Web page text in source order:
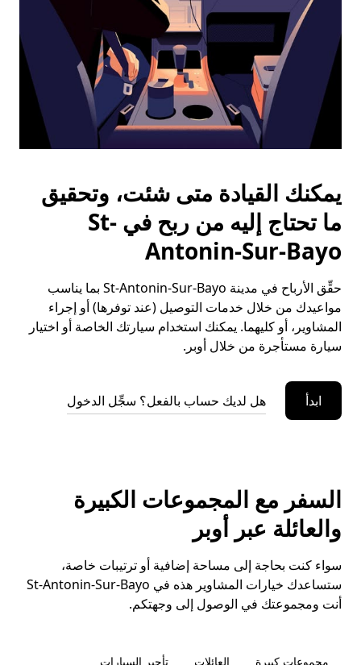
يمكنك القيادة متى شئت، وتحقيق
ما تحتاج إليه من ربح في St-
Antonin-Sur-Bayo
حقِّق الأرباح في مدينة St-Antonin-Sur-Bayo بما يناسب
مواعيدك من خلال خدمات التوصيل (عند توفرها) أو إجراء
المشاوير، أو كليهما. يمكنك استخدام سيارتك الخاصة أو اختيار
سيارة مستأجرة من خلال أوبر.
ابدأ هل لديك حساب بالفعل؟ سجِّل الدخول
السفر مع المجموعات الكبيرة
والعائلة عبر أوبر
سواء كنت بحاجة إلى مساحة إضافية أو ترتيبات خاصة،
ستساعدك خيارات المشاوير هذه في St-Antonin-Sur-Bayo
أنت ومجموعتك في الوصول إلى وجهتكم.
مجموعات كبيرة العائلات تأجير السيارات